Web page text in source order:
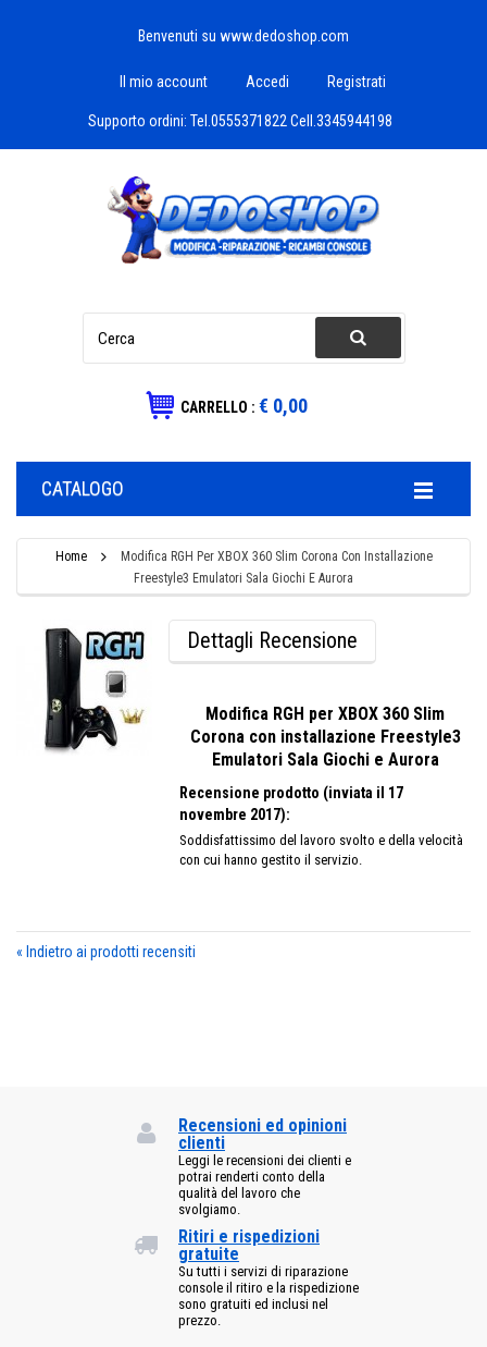
Benvenuti su www.dedoshop.com
Il mio account Accedi Registrati
Supporto ordini: Tel.0555371822 Cell.3345944198
CARRELLO : € 0,00
CATALOGO
Home
Modifica RGH Per XBOX 360 Slim Corona Con Installazione
Freestyle3 Emulatori Sala Giochi E Aurora
Dettagli Recensione
Modifica RGH per XBOX 360 Slim
Corona con installazione Freestyle3
Emulatori Sala Giochi e Aurora
Recensione prodotto (inviata il 17
novembre 2017):
Soddisfattissimo del lavoro svolto e della velocità
con cui hanno gestito il servizio.
« Indietro ai prodotti recensiti
Recensioni ed opinioni
clienti
Leggi le recensioni dei clienti e
potrai renderti conto della
qualità del lavoro che
svolgiamo.
Ritiri e rispedizioni
gratuite
Su tutti i servizi di riparazione
console il ritiro e la rispedizione
sono gratuiti ed inclusi nel
prezzo.